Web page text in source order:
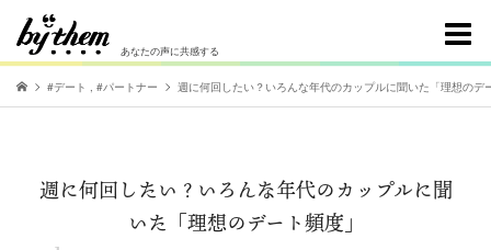
あなたの声に共感する
#デート , #パートナー 週に何回したい？いろんな年代のカップルに聞いた「理想のデ
週に何回したい？いろんな年代のカップルに聞
いた「理想のデート頻度」